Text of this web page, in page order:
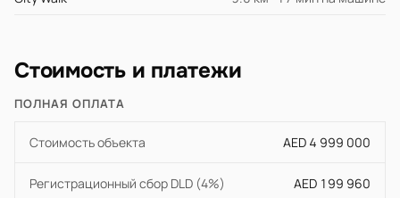
Стоимость и платежи
ПОЛНАЯ ОПЛАТА
Стоимость объекта AED 4 999 000
Регистрационный сбор DLD (4%) AED 199 960